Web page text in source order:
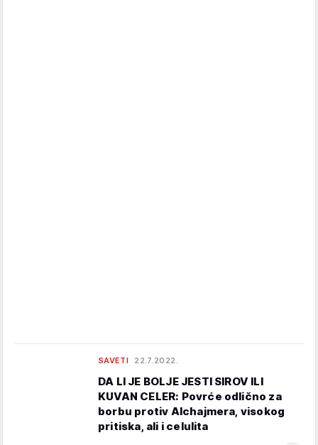
SAVETI 22.7.2022.
DA LI JE BOLJE JESTI SIROV ILI
KUVAN CELER: Povrće odlično za
borbu protiv Alchajmera, visokog
pritiska, ali i celulita